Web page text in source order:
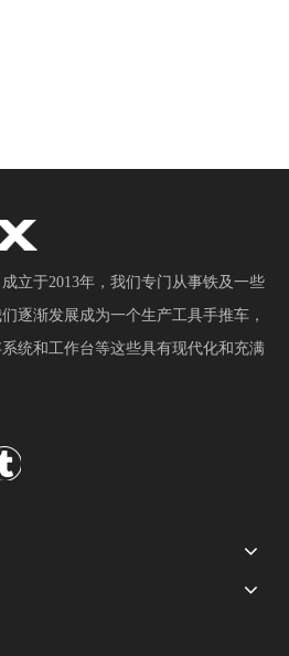
立于2013年，我们专门从事铁及一些
逐渐发展成为一个生产工具手推车，
统和工作台等这些具有现代化和充满